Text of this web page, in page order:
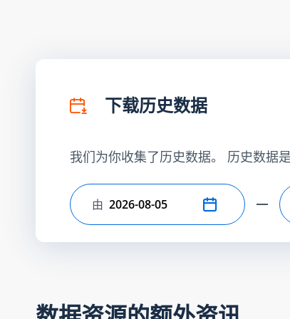
下载历史数据
我们为你收集了历史数据。 历史数据
选择开始日期
由